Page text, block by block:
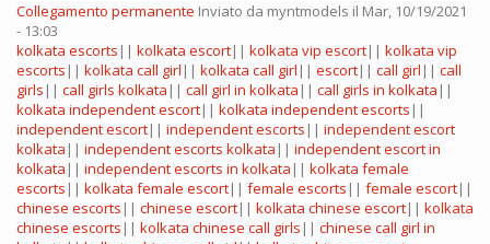
Collegamento permanente Inviato da myntmodels il Mar, 10/19/2021
- 13:03
kolkata escorts || kolkata escort|| kolkata vip escort|| kolkata vip
escorts || kolkata call girl || kolkata call girl || escort|| call girl || call
girls || call girls kolkata || call girl in kolkata || call girls in kolkata ||
kolkata independent escort|| kolkata independent escorts ||
independent escort|| independent escorts || independent escort
kolkata || independent escorts kolkata || independent escort in
kolkata || independent escorts in kolkata || kolkata female
escorts || kolkata female escort|| female escorts || female escort||
chinese escorts || chinese escort|| kolkata chinese escort|| kolkata
chinese escorts || kolkata chinese call girls || chinese call girl in